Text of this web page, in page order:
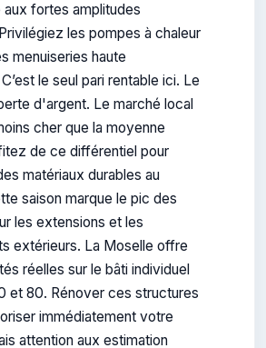
fortes amplitudes
les pompes à chaleur
menuiseries haute
le seul pari rentable ici. Le
d'argent. Le marché local
cher que la moyenne
de ce différentiel pour
matériaux durables au
saison marque le pic des
les extensions et les
extérieurs. La Moselle offre
réelles sur le bâti individuel
et 80. Rénover ces structures
immédiatement votre
attention aux estimation